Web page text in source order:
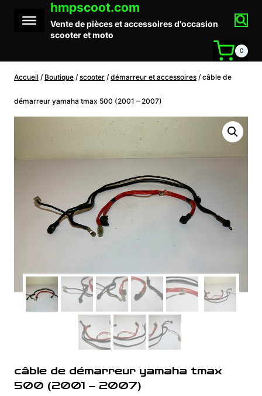
contenu
hmpscoot.com
Vente de pièces et accessoires d'occasion
scooter et moto
0
Accueil / Boutique / scooter / démarreur et accessoires / câble de
démarreur yamaha tmax 500 (2001 – 2007)
câble de démarreur yamaha tmax
500 (2001 – 2007)